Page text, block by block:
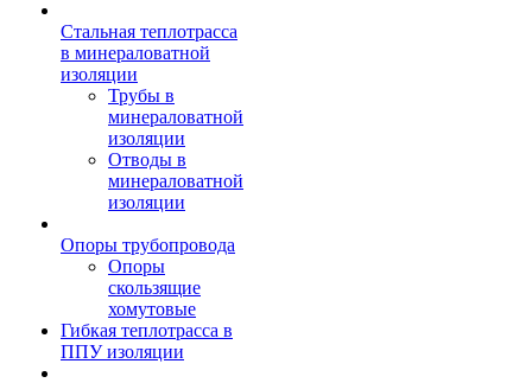
Стальная теплотрасса
в минераловатной
изоляции
Трубы в
минераловатной
изоляции
Отводы в
минераловатной
изоляции
Опоры трубопровода
Опоры
скользящие
хомутовые
Гибкая теплотрасса в
ППУ изоляции